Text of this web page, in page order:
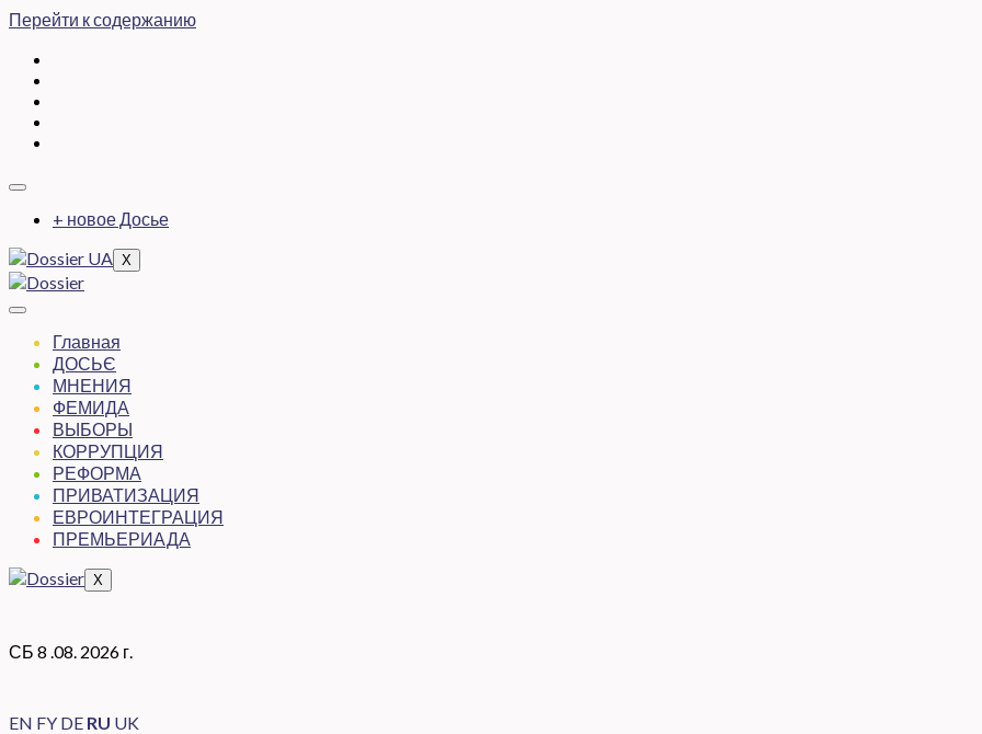
Перейти к содержанию
+ новое Досье
X
Главная
ДОСЬЄ
МНЕНИЯ
ФЕМИДА
ВЫБОРЫ
КОРРУПЦИЯ
РЕФОРМА
ПРИВАТИЗАЦИЯ
ЕВРОИНТЕГРАЦИЯ
ПРЕМЬЕРИАДА
X
СБ 8 .08. 2026 г.
EN FY DE RU UK